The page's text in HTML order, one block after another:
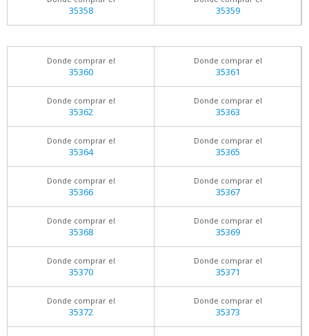
35358 35359
Donde comprar el
35360
Donde comprar el
35361
Donde comprar el
35362
Donde comprar el
35363
Donde comprar el
35364
Donde comprar el
35365
Donde comprar el
35366
Donde comprar el
35367
Donde comprar el
35368
Donde comprar el
35369
Donde comprar el
35370
Donde comprar el
35371
Donde comprar el
35372
Donde comprar el
35373